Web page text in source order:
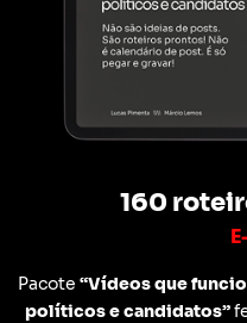
160
Pacote “Vídeos que
políticos e candidatos”